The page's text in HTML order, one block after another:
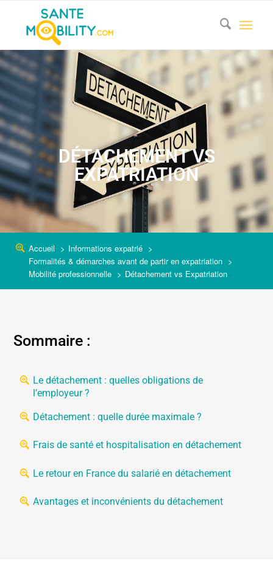
DÉTACHEMENT VS
EXPATRIATION
Accueil
Informations expatrié
Formalités & démarches avant de partir en expatriation
Mobilité professionnelle
Détachement vs Expatriation
Sommaire :
Le détachement : quelles obligations de
l’employeur ?
Détachement : quelle durée maximale ?
Frais de santé et hospitalisation en détachement
Le retour en France du salarié en détachement
Avantages et inconvénients du détachement